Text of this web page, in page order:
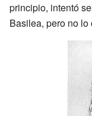
principio, intentó
Basilea, pero no lo